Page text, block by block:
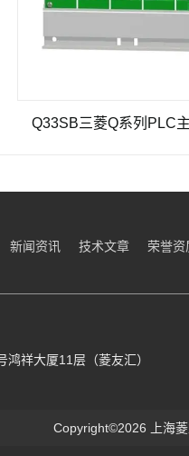
三菱Q系列PLC主基板
新闻资讯 技术文章 荣誉资
祥大厦11层（菱友汇）
Copyright©2026 上海